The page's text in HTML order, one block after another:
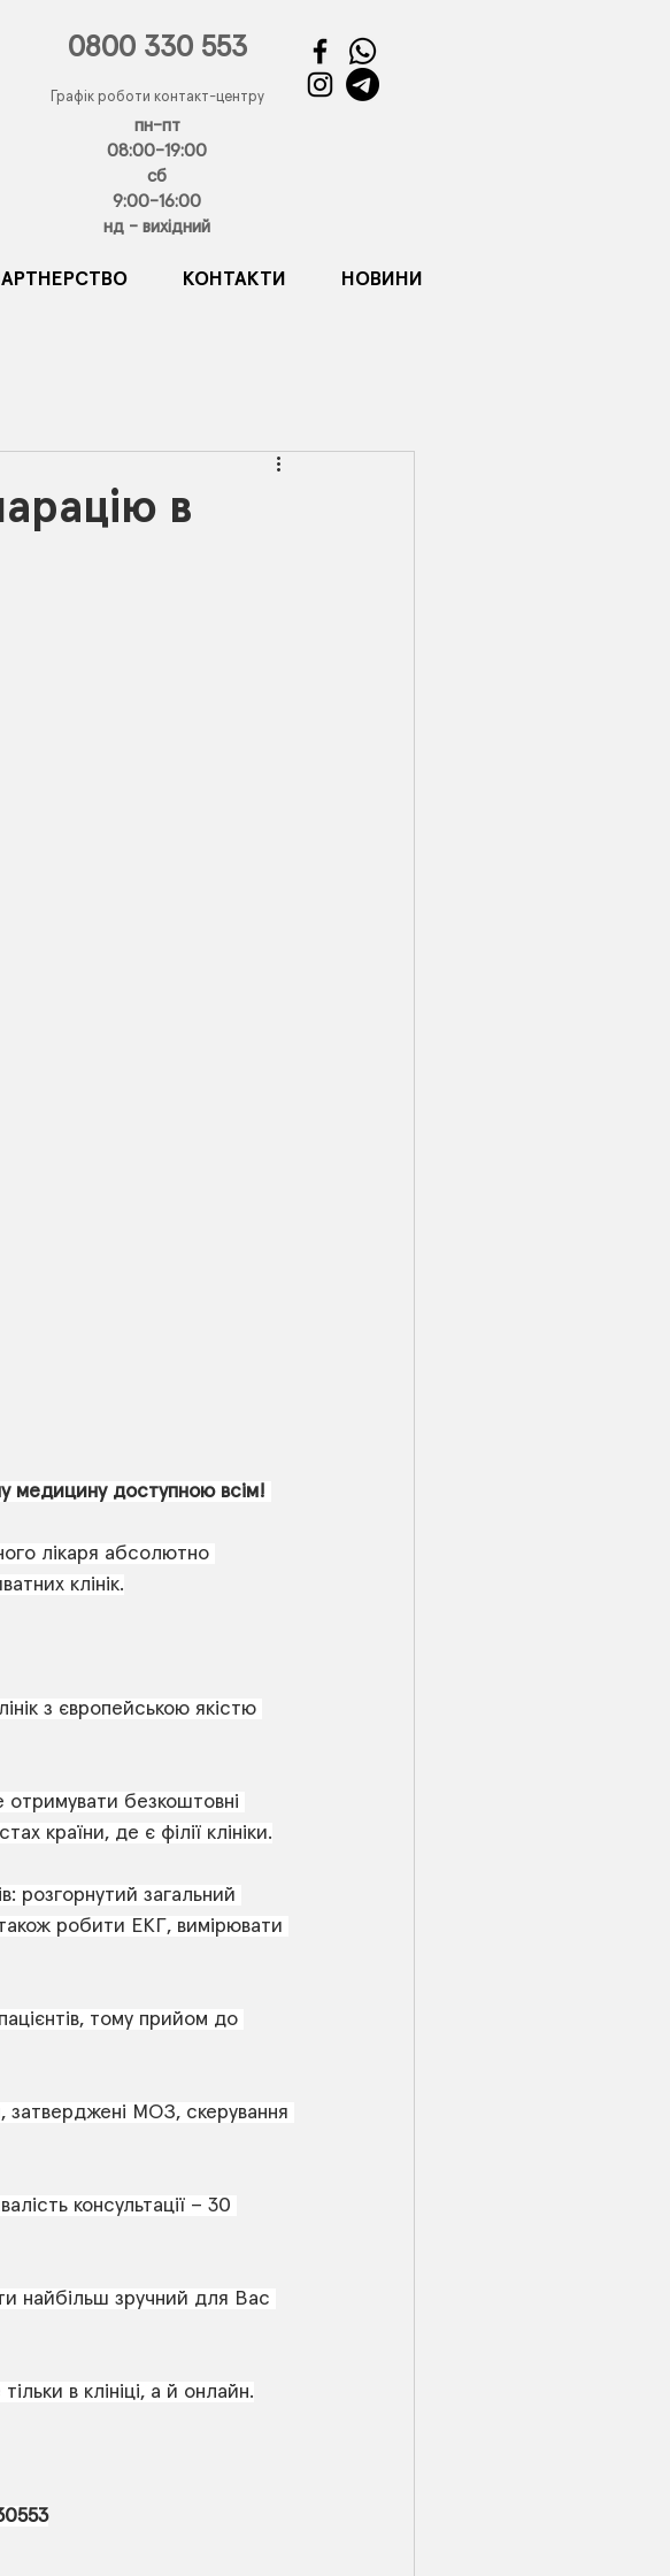
0800 330 553
Графік роботи контакт-центру
пн-пт
08:00-19:00
сб
9:00-16:00
нд - вихідний
КОНТАКТИ НОВИНИ
в
медицину доступною всім!
лікаря абсолютно
клінік.
з європейською якістю
безкоштовні
країни, де є філії клініки.
розгорнутий загальний
також робити ЕКГ, вимірювати
тому прийом до
затверджені МОЗ, скерування
консультації – 30
найбільш зручний для Вас
в клініці, а й онлайн.